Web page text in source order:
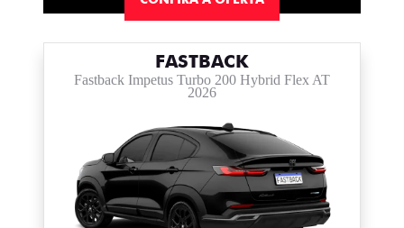
FASTBACK
Fastback Impetus Turbo 200 Hybrid Flex AT
2026